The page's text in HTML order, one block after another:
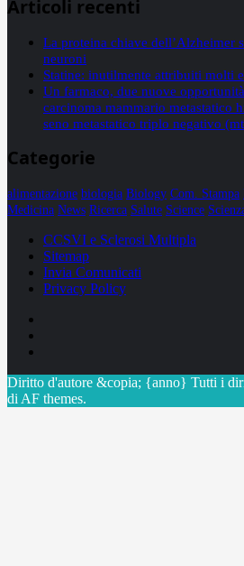
Articoli recenti
La proteina chiave dell’Alzheimer
neuroni
Statine: inutilmente attribuiti molti
Un farmaco, due nuove
carcinoma mammario metastatico
seno metastatico triplo negativo
Categorie
alimentazione biologia Biology Com. Stampa
Medicina News Ricerca Salute Science
CCSVI e Sclerosi Multipla
Sitemap
Invia Comunicati
Privacy Policy
Diritto d'autore &copia; {anno} Tutti i
di AF themes.